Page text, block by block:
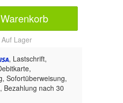
Auf Lager
, Lastschrift,
Sofortüberweisung,
Bezahlung nach 30